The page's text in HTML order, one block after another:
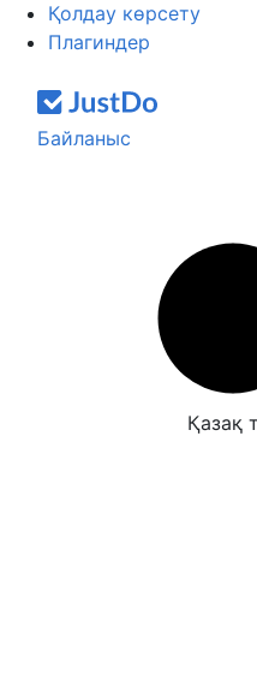
Қолдау көрсету
Плагиндер
Байланыс
Қазақ